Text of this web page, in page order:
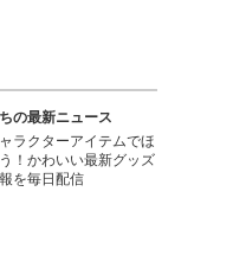
の最新ニュース
ラクターアイテムでほ
！かわいい最新グッズ
を毎日配信